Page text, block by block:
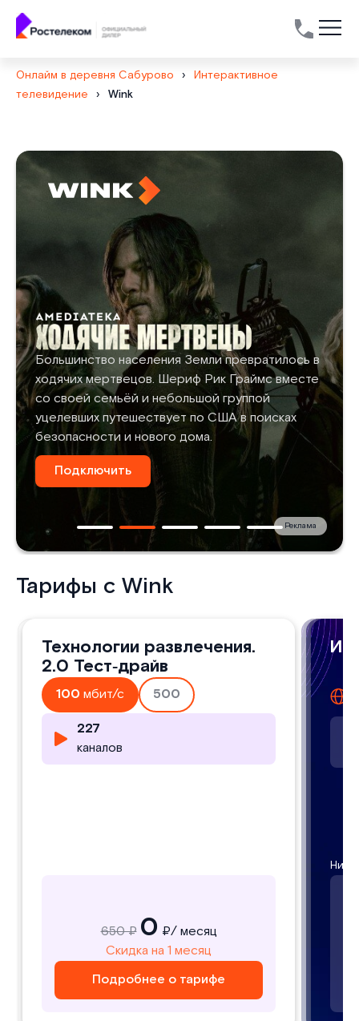
Онлайм в деревня Сабурово ›
Интерактивное
телевидение
› Wink
Большинство населения Земли превратилось в
ходячих мертвецов. Шериф Рик Граймс вместе
со своей семьёй и небольшой группой
уцелевших путешествует по США в поисках
безопасности и нового дома.
Подключить
Реклама
Тарифы с Wink
Технологии развлечения.
2.0 Тест‑драйв
100 мбит/с 500
227
каналов
650 ₽ 0 ₽/ месяц
Скидка на 1 месяц
Подробнее о тарифе
Технологии развлечения
2.0
домашний интернет
мбит/с
227
каналов
650₽/ месяц
Подробнее о тарифе